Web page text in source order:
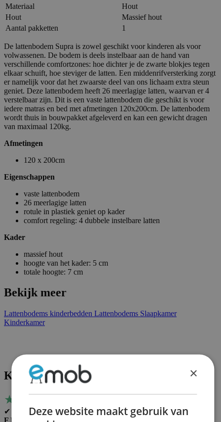
Materiaal
Hout
Hout
Massief hout
Aantal pakketten
1
De lattenbodem Supra is zowel geschikt voor kinderen als voor
volwassenen. De bodem is deels instelbaar aan de hand van
verschillende comfortzones: hoe dichter je de zwarte blokjes tegen
elkaar schuift, hoe steviger de latten. Een middenrifversterking zorgt
er namelijk voor dat het zwaarste deel van ons lichaam extra steun
geniet. Deze lattenbodem heeft 26 meerlagige latten, waarvan er 4
verstelbaar zijn. Dit is een vaste lattenbodem die geschikt is voor
iedere matras en bed met afmetingen 120x200cm. De lattenbodem
wordt thuis in bouwpakket afgeleverd en kan een gewicht dragen
van maximaal 120kg.
Afmetingen
120 x 200cm
Eigenschappen
vaste lattenbodem
26 meerlagige latten
rotule in plastiek geniet op kader
comfort regeling: 4 dubbele instelbare latten
Kader
massief hout
hoogte van het kader: 5 cm
totale hoogte: 7 cm
Bekijk meer
Lattenbodems kinderbedden Lattenbodems Slaapkamer
Kinderkamer
Klantenreviews
★
✔ Geverifieerd
×
Deze website maakt gebruik van